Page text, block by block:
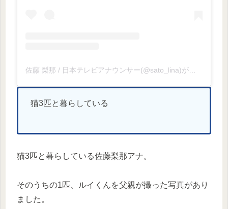
猫3匹と暮らしている
猫3匹と暮らしている佐藤梨那アナ。
そのうちの1匹、ルイくんを父親が撮った写真があり
ました。